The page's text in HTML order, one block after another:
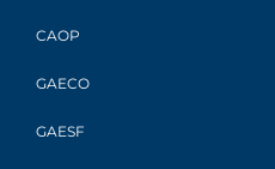
CAOP
GAECO
GAESF